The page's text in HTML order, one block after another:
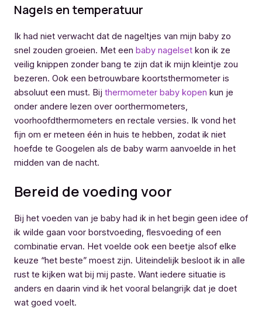
Nagels en temperatuur
Ik had niet verwacht dat de nageltjes van mijn baby zo
snel zouden groeien. Met een baby nagelset kon ik ze
veilig knippen zonder bang te zijn dat ik mijn kleintje zou
bezeren. Ook een betrouwbare koortsthermometer is
absoluut een must. Bij thermometer baby kopen kun je
onder andere lezen over oorthermometers,
voorhoofdthermometers en rectale versies. Ik vond het
fijn om er meteen één in huis te hebben, zodat ik niet
hoefde te Googelen als de baby warm aanvoelde in het
midden van de nacht.
Bereid de voeding voor
Bij het voeden van je baby had ik in het begin geen idee of
ik wilde gaan voor borstvoeding, flesvoeding of een
combinatie ervan. Het voelde ook een beetje alsof elke
keuze “het beste” moest zijn. Uiteindelijk besloot ik in alle
rust te kijken wat bij mij paste. Want iedere situatie is
anders en daarin vind ik het vooral belangrijk dat je doet
wat goed voelt.